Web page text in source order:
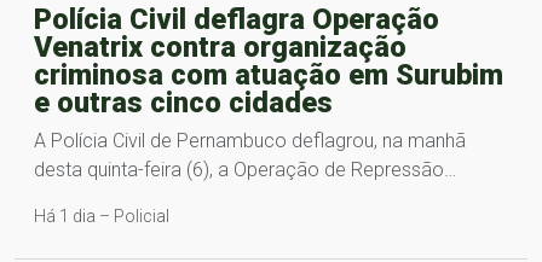
Polícia Civil deflagra Operação
Venatrix contra organização
criminosa com atuação em Surubim
e outras cinco cidades
A Polícia Civil de Pernambuco deflagrou, na manhã
desta quinta-feira (6), a Operação de Repressão…
Há 1 dia – Policial